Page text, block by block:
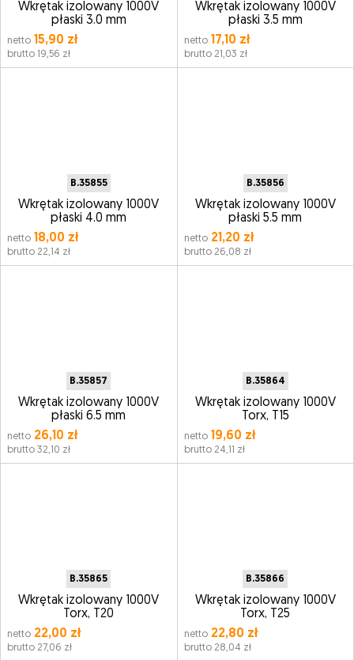
Wkrętak izolowany 1000V
płaski 3.0 mm
netto 15,90 zł
brutto 19,56 zł
Wkrętak izolowany 1000V
płaski 3.5 mm
netto17,10 zł
brutto 21,03 zł
B.35855
Wkrętak izolowany 1000V
płaski 4.0 mm
netto 18,00 zł
brutto 22,14 zł
B.35856
Wkrętak izolowany 1000V
płaski 5.5 mm
netto21,20 zł
brutto 26,08 zł
B.35857
Wkrętak izolowany 1000V
płaski 6.5 mm
netto 26,10 zł
brutto 32,10 zł
B.35864
Wkrętak izolowany 1000V
Torx, T15
netto19,60 zł
brutto 24,11 zł
B.35865
Wkrętak izolowany 1000V
Torx, T20
netto 22,00 zł
brutto 27,06 zł
B.35866
Wkrętak izolowany 1000V
Torx, T25
netto22,80 zł
brutto 28,04 zł